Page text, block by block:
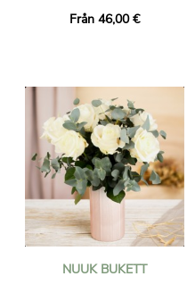
Från 46,00 €
NUUK BUKETT